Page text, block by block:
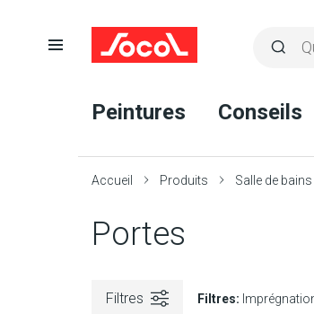
Ouvrir
Peintures Conseils
Accueil Produits Salle de bains
Portes
Filtres Filtres: